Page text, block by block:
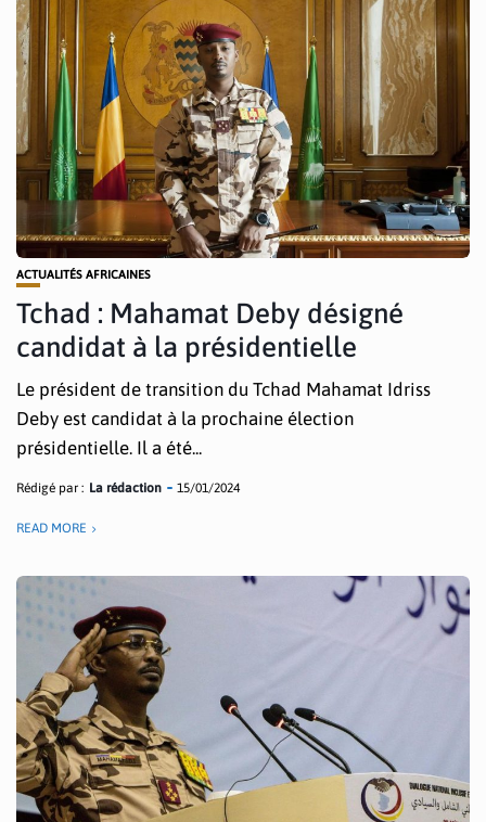
ACTUALITÉS AFRICAINES
Tchad : Mahamat Deby désigné
candidat à la présidentielle
Le président de transition du Tchad Mahamat Idriss
Deby est candidat à la prochaine élection
présidentielle. Il a été...
Rédigé par : La rédaction 15/01/2024
READ MORE